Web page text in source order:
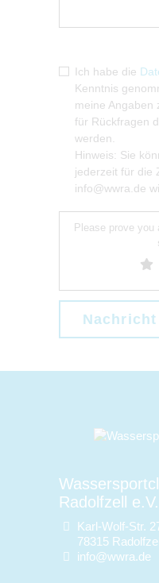
Ich habe die
Kenntnis
meine Angaben
für Rückfragen
werden.
Hinweis: Sie
jederzeit für die
info@wwra.de
Please prove you
Radolfzell e.V.
Karl-Wolf-Str.
78315
info@wwra.de